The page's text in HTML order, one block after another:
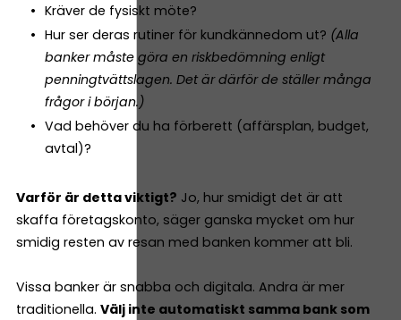
Kräver de fysiskt möte?
Hur ser deras rutiner för kundkännedom ut? (Alla
banker måste göra en riskbedömning enligt
penningtvättslagen. Det är därför de ställer många
frågor i början.)
Vad behöver du ha förberett (affärsplan, budget,
avtal)?
Varför är detta viktigt? Jo, hur smidigt det är att
skaffa företagskonto, säger ganska mycket om hur
smidig resten av resan med banken kommer att bli.
Vissa banker är snabba och digitala. Andra är mer
traditionella. Välj inte automatiskt samma bank som